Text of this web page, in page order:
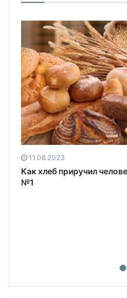
11.06.2023
Как хлеб приручил
№1